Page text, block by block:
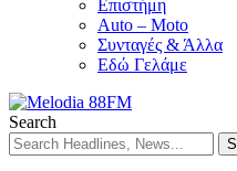
Επιστήμη
Auto – Moto
Συνταγές & Άλλα
Εδώ Γελάμε
Search